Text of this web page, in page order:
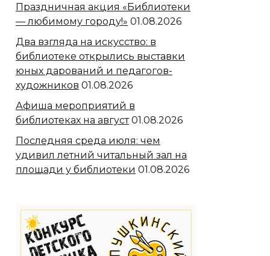
Праздничная акция «Библиотеки
— любимому городу!» 01.08.2026
Два взгляда на искусство: в
библиотеке открылись выставки
юных дарований и педагогов-
художников 01.08.2026
Афиша мероприятий в
библиотеках на август 01.08.2026
Последняя среда июля: чем
удивил летний читальный зал на
площади у библиотеки 01.08.2026